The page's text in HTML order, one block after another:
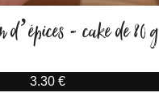
- cake de 80 g
3.30 €